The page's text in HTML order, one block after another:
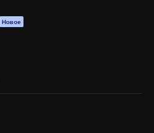
Новое